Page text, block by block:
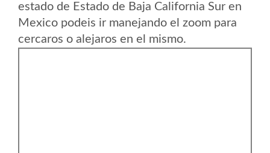
estado de Estado de Baja California Sur en
Mexico podeis ir manejando el zoom para
cercaros o alejaros en el mismo.